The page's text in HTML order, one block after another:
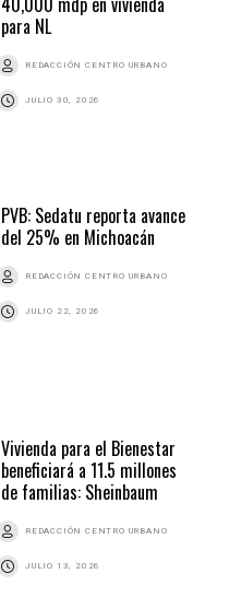
para NL
REDACCIÓN CENTRO URBANO
JULIO 30, 2026
PVB: Sedatu reporta avance
del 25% en Michoacán
REDACCIÓN CENTRO URBANO
JULIO 22, 2026
Vivienda para el Bienestar
beneficiará a 11.5 millones
de familias: Sheinbaum
REDACCIÓN CENTRO URBANO
JULIO 13, 2026